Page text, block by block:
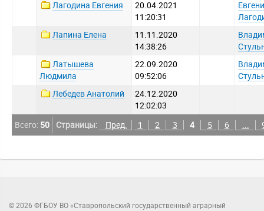
Лагодина Евгения
20.04.2021
11:20:31
Лапина Елена
11.11.2020
14:38:26
Латышева
Людмила
22.09.2020
09:52:06
Лебедев Анатолий
24.12.2020
12:02:03
Всего: 50 Страницы: Пред. 1 2 3 4 5 6 ...
© 2026 ФГБОУ ВО «Ставропольский государственный аграрный